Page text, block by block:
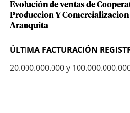
Evolución de ventas de
Produccion Y Comercializacion
Arauquita
ÚLTIMA FACTURACIÓN
20.000.000.000 y